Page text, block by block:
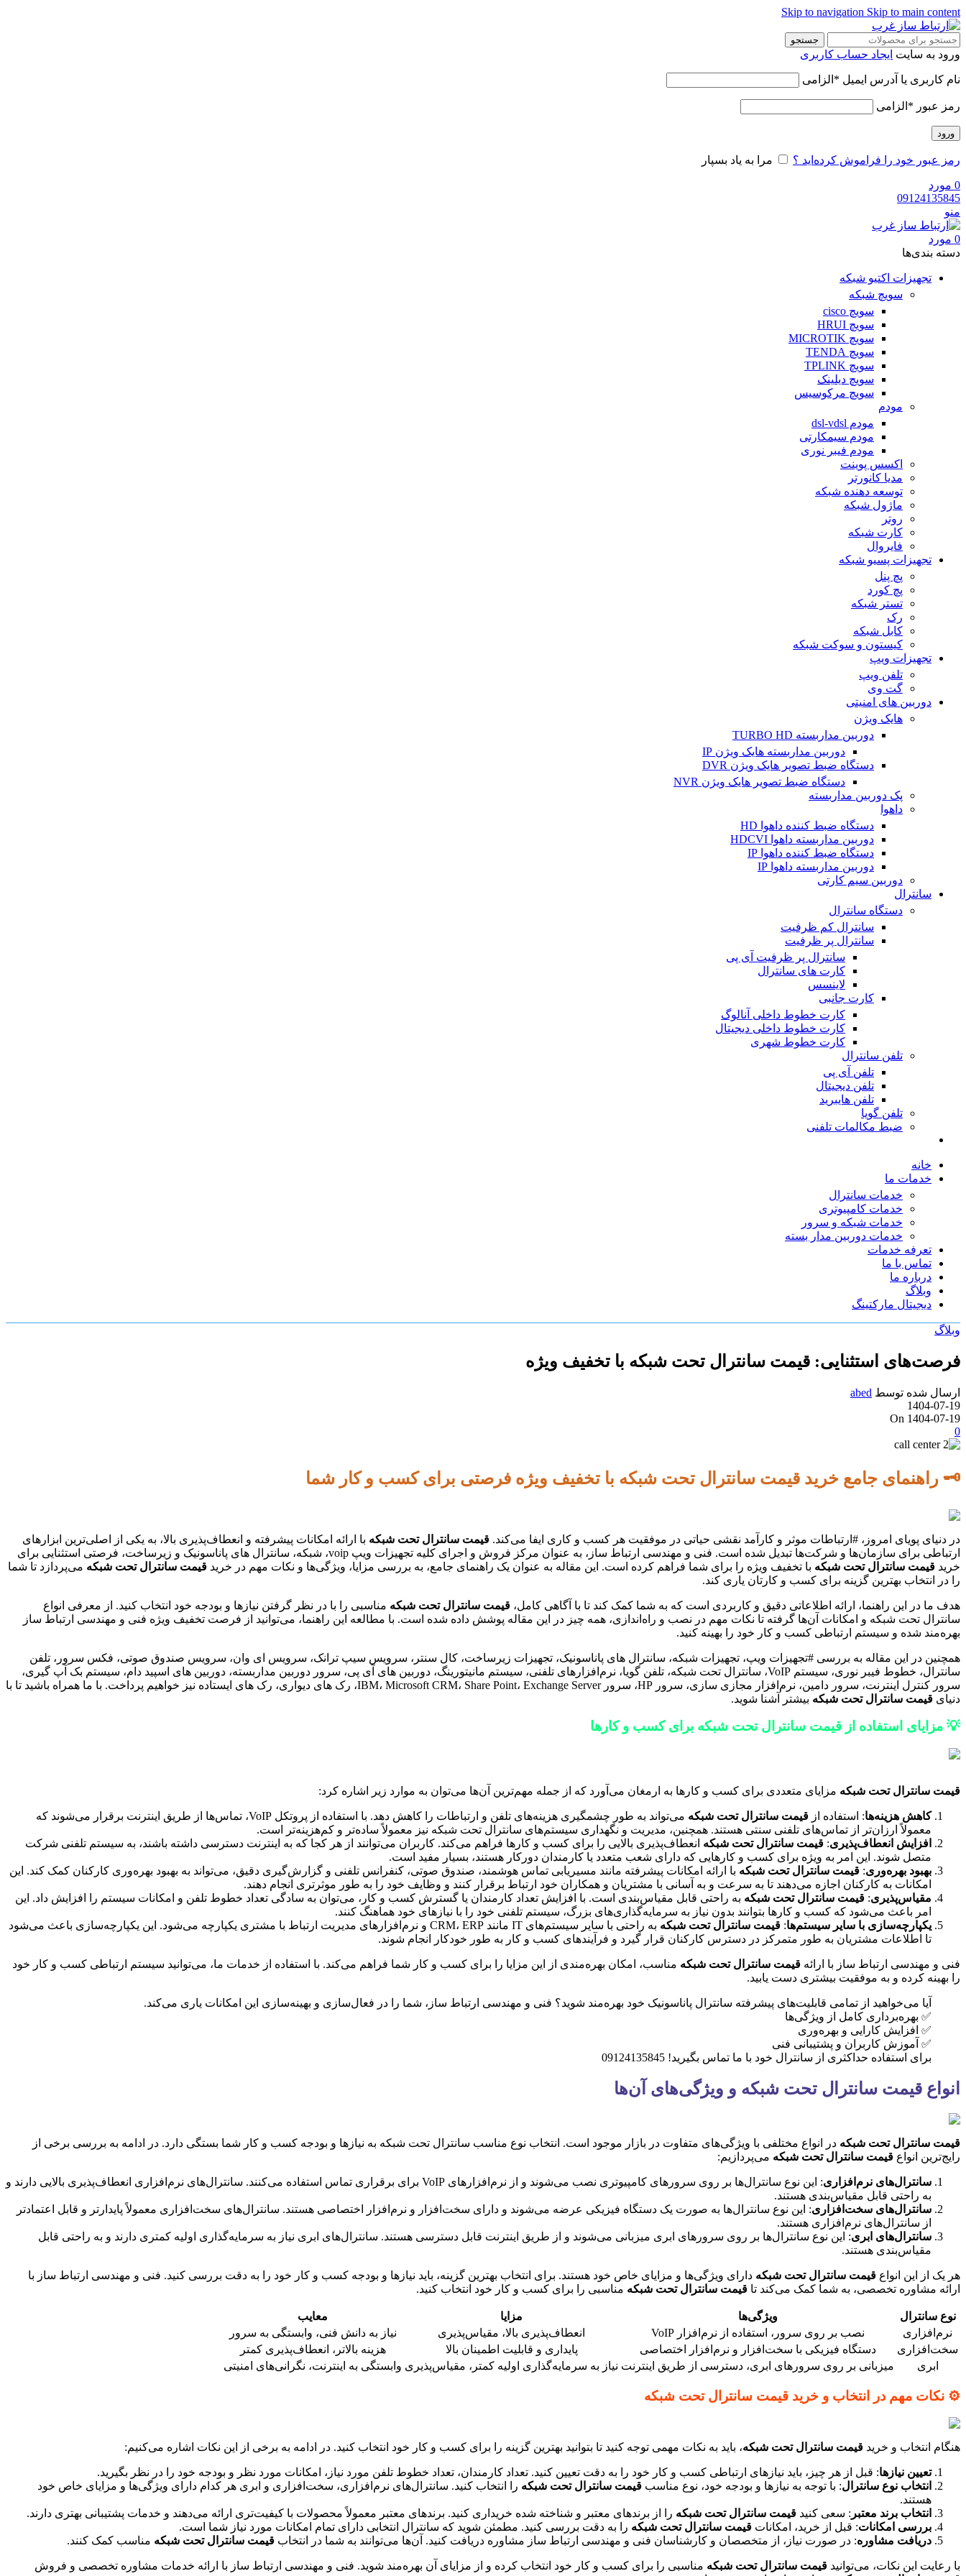
Skip to navigation Skip to main content
جستجو
ورود به سایت ایجاد حساب کاربری
نام کاربری یا آدرس ایمیل * الزامی
رمز عبور * الزامی
ورود
رمز عبور خود را فراموش کرده‌اید ؟ مرا به یاد بسپار
0 مورد
09124135845
منو
0 مورد
دسته‌ بندی‌ها
تجهیزات اکتیو شبکه
سویچ شبکه
سویچ cisco
سویچ HRUI
سویچ MICROTIK
سویچ TENDA
سویچ TPLINK
سویچ دیلینک
سویچ مرکوسیس
مودم
مودم dsl-vdsl
مودم سیمکارتی
مودم فیبر نوری
اکسس پوینت
مدیا کانورتر
توسعه دهنده شبکه
ماژول شبکه
روتر
کارت شبکه
فایروال
تجهیزات پسیو شبکه
پچ پنل
پچ کورد
تستر شبکه
رک
کابل شبکه
کیستون و سوکت شبکه
تجهیزات ویپ
تلفن ویپ
گت وی
دوربین های امنیتی
هایک ویژن
دوربین مداربسته TURBO HD
دوربین مداربسته هایک ویژن IP
دستگاه ضبط تصویر هایک ویژن DVR
دستگاه ضبط تصویر هایک ویژن NVR
پک دوربین مداربسته
داهوا
دستگاه ضبط کننده داهوا HD
دوربین مداربسته داهوا HDCVI
دستگاه ضبط کننده داهوا IP
دوربین مداربسته داهوا IP
دوربین سیم کارتی
سانترال
دستگاه سانترال
سانترال کم ظرفیت
سانترال پر ظرفیت
سانترال پر ظرفیت آی پی
کارت های سانترال
لاینسس
کارت جانبی
کارت خطوط داخلی آنالوگ
کارت خطوط داخلی دیجیتال
کارت خطوط شهری
تلفن سانترال
تلفن آی پی
تلفن دیجیتال
تلفن هایبرید
تلفن گویا
ضبط مکالمات تلفنی
خانه
خدمات ما
خدمات سانترال
خدمات کامپیوتری
خدمات شبکه و سرور
خدمات دوربین مدار بسته
تعرفه خدمات
تماس با ما
درباره ما
وبلاگ
دیجیتال مارکتینگ
وبلاگ
فرصت‌های استثنایی: قیمت سانترال تحت شبکه با تخفیف ویژه
ارسال شده توسط abed
1404-07-19
On 1404-07-19
0
🗝️ راهنمای جامع خرید قیمت سانترال تحت شبکه با تخفیف ویژه فرصتی برای کسب و کار شما
در دنیای پویای امروز، #ارتباطات موثر و کارآمد نقشی حیاتی در موفقیت هر کسب و کاری ایفا می‌کند. قیمت سانترال تحت شبکه با ارائه امکانات پیشرفته و انعطاف‌پذیری بالا، به یکی از اصلی‌ترین ابزارهای
ارتباطی برای سازمان‌ها و شرکت‌ها تبدیل شده است. فنی و مهندسی ارتباط ساز، به عنوان مرکز فروش و اجرای کلیه تجهیزات ویپ voip، شبکه، سانترال های پاناسونیک و زیرساخت، فرصتی استثنایی برای
خرید قیمت سانترال تحت شبکه با تخفیف ویژه را برای شما فراهم کرده است. این مقاله به عنوان یک راهنمای جامع، به بررسی مزایا، ویژگی‌ها و نکات مهم در خرید قیمت سانترال تحت شبکه می‌پردازد تا شما
را در انتخاب بهترین گزینه برای کسب و کارتان یاری کند.
هدف ما در این راهنما، ارائه اطلاعاتی دقیق و کاربردی است که به شما کمک کند تا با آگاهی کامل، قیمت سانترال تحت شبکه مناسبی را با در نظر گرفتن نیازها و بودجه خود انتخاب کنید. از معرفی انواع
سانترال تحت شبکه و امکانات آن‌ها گرفته تا نکات مهم در نصب و راه‌اندازی، همه چیز در این مقاله پوشش داده شده است. با مطالعه این راهنما، می‌توانید از فرصت تخفیف ویژه فنی و مهندسی ارتباط ساز
بهره‌مند شده و سیستم ارتباطی کسب و کار خود را بهینه کنید.
همچنین در این مقاله به بررسی #تجهیزات ویپ، تجهیزات شبکه، سانترال های پاناسونیک، تجهیزات زیرساخت، کال سنتر، سرویس سیپ ترانک، سرویس ای وان، سرویس صندوق صوتی، فکس سرور، تلفن
سانترال، خطوط فیبر نوری، سیستم VoIP، سانترال تحت شبکه، تلفن گویا، نرم‌افزارهای تلفنی، سیستم مانیتورینگ، دوربین های آی پی، سرور دوربین مداربسته، دوربین های اسپید دام، سیستم بک آپ گیری،
سرور کنترل اینترنت، سرور دامین، نرم‌افزار مجازی سازی، سرور HP، سرور IBM، Microsoft CRM، Share Point، Exchange Server، رک های دیواری، رک های ایستاده نیز خواهیم پرداخت. با ما همراه باشید تا با
دنیای قیمت سانترال تحت شبکه بیشتر آشنا شوید.
💡 مزایای استفاده از قیمت سانترال تحت شبکه برای کسب و کارها
قیمت سانترال تحت شبکه مزایای متعددی برای کسب و کارها به ارمغان می‌آورد که از جمله مهم‌ترین آن‌ها می‌توان به موارد زیر اشاره کرد:
کاهش هزینه‌ها: استفاده از قیمت سانترال تحت شبکه
می‌تواند به طور چشمگیری هزینه‌های تلفن و ارتباطات را کاهش دهد. با استفاده از پروتکل VoIP، تماس‌ها از طریق اینترنت برقرار می‌شوند که
معمولاً ارزان‌تر از تماس‌های تلفنی سنتی هستند. همچنین، مدیریت و نگهداری سیستم‌های سانترال تحت شبکه نیز معمولاً ساده‌تر و کم‌هزینه‌تر است.
افزایش انعطاف‌پذیری: قیمت سانترال تحت شبکه انعطاف‌پذیری بالایی را برای کسب و کارها فراهم می‌کند. کاربران می‌توانند از هر کجا که به اینترنت دسترسی داشته باشند، به سیستم تلفنی شرکت
متصل شوند. این امر به ویژه برای کسب و کارهایی که دارای شعب متعدد یا کارمندان دورکار هستند، بسیار مفید است.
بهبود بهره‌وری: قیمت سانترال تحت شبکه با ارائه امکانات پیشرفته مانند مسیریابی تماس هوشمند، صندوق صوتی، کنفرانس تلفنی و گزارش‌گیری دقیق، می‌تواند به بهبود بهره‌وری کارکنان کمک کند. این
امکانات به کارکنان اجازه می‌دهند تا به سرعت و به آسانی با مشتریان و همکاران خود ارتباط برقرار کنند و وظایف خود را به طور موثرتری انجام دهند.
مقیاس‌پذیری: قیمت سانترال تحت شبکه به راحتی قابل مقیاس‌بندی است. با افزایش تعداد کارمندان یا گسترش کسب و کار، می‌توان به سادگی تعداد خطوط تلفن و امکانات سیستم را افزایش داد. این
امر باعث می‌شود که کسب و کارها بتوانند بدون نیاز به سرمایه‌گذاری‌های بزرگ، سیستم تلفنی خود را با نیازهای خود هماهنگ کنند.
یکپارچه‌سازی با سایر سیستم‌ها: قیمت سانترال تحت شبکه
به راحتی با سایر سیستم‌های IT مانند CRM، ERP و نرم‌افزارهای مدیریت ارتباط با مشتری یکپارچه می‌شود. این یکپارچه‌سازی باعث می‌شود
تا اطلاعات مشتریان به طور متمرکز در دسترس کارکنان قرار گیرد و فرآیندهای کسب و کار به طور خودکار انجام شوند.
فنی و مهندسی ارتباط ساز با ارائه قیمت سانترال تحت شبکه مناسب، امکان بهره‌مندی از این مزایا را برای کسب و کار شما فراهم می‌کند. با استفاده از خدمات ما، می‌توانید سیستم ارتباطی کسب و کار خود
را بهینه کرده و به موفقیت بیشتری دست یابید.
آیا می‌خواهید از تمامی قابلیت‌های پیشرفته سانترال پاناسونیک خود بهره‌مند شوید؟ فنی و مهندسی ارتباط ساز، شما را در فعال‌سازی و بهینه‌سازی این امکانات یاری می‌کند.
✅ بهره‌برداری کامل از ویژگی‌ها
✅ افزایش کارایی و بهره‌وری
✅ آموزش کاربران و پشتیبانی فنی
برای استفاده حداکثری از سانترال خود با ما تماس بگیرید! 09124135845
انواع قیمت سانترال تحت شبکه و ویژگی‌های آن‌ها
قیمت سانترال تحت شبکه در انواع مختلفی با ویژگی‌های متفاوت در بازار موجود است. انتخاب نوع مناسب سانترال تحت شبکه به نیازها و بودجه کسب و کار شما بستگی دارد. در ادامه به بررسی برخی از
رایج‌ترین انواع قیمت سانترال تحت شبکه می‌پردازیم:
سانترال‌های نرم‌افزاری
: این نوع سانترال‌ها بر روی سرورهای کامپیوتری نصب می‌شوند و از نرم‌افزارهای VoIP برای برقراری تماس استفاده می‌کنند. سانترال‌های نرم‌افزاری انعطاف‌پذیری بالایی دارند و
به راحتی قابل مقیاس‌بندی هستند.
سانترال‌های سخت‌افزاری: این نوع سانترال‌ها به صورت یک دستگاه فیزیکی عرضه می‌شوند و دارای سخت‌افزار و نرم‌افزار اختصاصی هستند. سانترال‌های سخت‌افزاری معمولاً پایدارتر و قابل اعتمادتر
از سانترال‌های نرم‌افزاری هستند.
سانترال‌های ابری: این نوع سانترال‌ها بر روی سرورهای ابری میزبانی می‌شوند و از طریق اینترنت قابل دسترسی هستند. سانترال‌های ابری نیاز به سرمایه‌گذاری اولیه کمتری دارند و به راحتی قابل
مقیاس‌بندی هستند.
هر یک از این انواع قیمت سانترال تحت شبکه دارای ویژگی‌ها و مزایای خاص خود هستند. برای انتخاب بهترین گزینه، باید نیازها و بودجه کسب و کار خود را به دقت بررسی کنید. فنی و مهندسی ارتباط ساز با
ارائه مشاوره تخصصی، به شما کمک می‌کند تا قیمت سانترال تحت شبکه مناسبی را برای کسب و کار خود انتخاب کنید.
نوع سانترال ویژگی‌ها مزایا
معایب
نرم‌افزاری
نصب بر روی سرور، استفاده از نرم‌افزار VoIP انعطاف‌پذیری بالا، مقیاس‌پذیری
نیاز به دانش فنی، وابستگی به سرور
سخت‌افزاری
دستگاه فیزیکی با سخت‌افزار و نرم‌افزار اختصاصی پایداری و قابلیت اطمینان بالا
هزینه بالاتر، انعطاف‌پذیری کمتر
ابری
میزبانی بر روی سرورهای ابری، دسترسی از طریق اینترنت نیاز به سرمایه‌گذاری اولیه کمتر، مقیاس‌پذیری وابستگی به اینترنت، نگرانی‌های امنیتی
⚙️ نکات مهم در انتخاب و خرید قیمت سانترال تحت شبکه
هنگام انتخاب و خرید قیمت سانترال تحت شبکه، باید به نکات مهمی توجه کنید تا بتوانید بهترین گزینه را برای کسب و کار خود انتخاب کنید. در ادامه به برخی از این نکات اشاره می‌کنیم:
تعیین نیازها: قبل از هر چیز، باید نیازهای ارتباطی کسب و کار خود را به دقت تعیین کنید. تعداد کارمندان، تعداد خطوط تلفن مورد نیاز، امکانات مورد نظر و بودجه خود را در نظر بگیرید.
انتخاب نوع سانترال: با توجه به نیازها و بودجه خود، نوع مناسب قیمت سانترال تحت شبکه را انتخاب کنید. سانترال‌های نرم‌افزاری، سخت‌افزاری و ابری هر کدام دارای ویژگی‌ها و مزایای خاص خود
هستند.
انتخاب برند معتبر : سعی کنید قیمت سانترال تحت شبکه را از برندهای معتبر و شناخته شده خریداری کنید. برندهای معتبر معمولاً محصولات با کیفیت‌تری ارائه می‌دهند و خدمات پشتیبانی بهتری دارند.
بررسی امکانات: قبل از خرید، امکانات قیمت سانترال تحت شبکه را به دقت بررسی کنید. مطمئن شوید که سانترال انتخابی دارای تمام امکانات مورد نیاز شما است.
دریافت مشاوره: در صورت نیاز، از متخصصان و کارشناسان فنی و مهندسی ارتباط ساز مشاوره دریافت کنید. آن‌ها می‌توانند به شما در انتخاب قیمت سانترال تحت شبکه مناسب کمک کنند.
با رعایت این نکات، می‌توانید قیمت سانترال تحت شبکه مناسبی را برای کسب و کار خود انتخاب کرده و از مزایای آن بهره‌مند شوید. فنی و مهندسی ارتباط ساز با ارائه خدمات مشاوره تخصصی و فروش